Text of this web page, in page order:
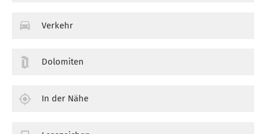
Verkehr
Dolomiten
In der Nähe